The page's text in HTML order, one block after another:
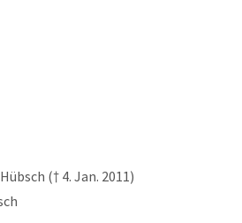
(† 4. Jan. 2011)